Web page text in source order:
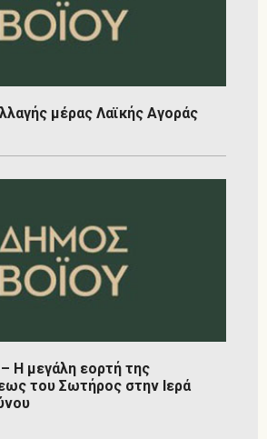
μέρας Λαϊκής Αγοράς
Η μεγάλη εορτή της
του Σωτήρος στην Ιερά